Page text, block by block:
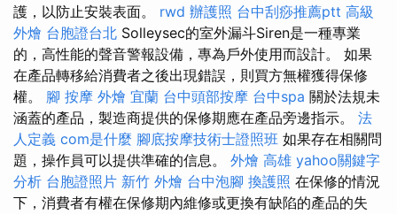
護，以防止安裝表面。 rwd 辦護照 台中刮痧推薦ptt 高級
外燴 台胞證台北 Solleysec的室外漏斗Siren是一種專業
的，高性能的聲音警報設備，專為戶外使用而設計。 如果
在產品轉移給消費者之後出現錯誤，則買方無權獲得保修
權。 腳 按摩 外燴 宜蘭 台中頭部按摩 台中spa 關於法規未
涵蓋的產品，製造商提供的保修期應在產品旁邊指示。 法
人定義 com是什麼 腳底按摩技術士證照班 如果存在相關問
題，操作員可以提供準確的信息。 外燴 高雄 yahoo關鍵字
分析 台胞證照片 新竹 外燴 台中泡腳 換護照 在保修的情況
下，消費者有權在保修期內維修或更換有缺陷的產品的失